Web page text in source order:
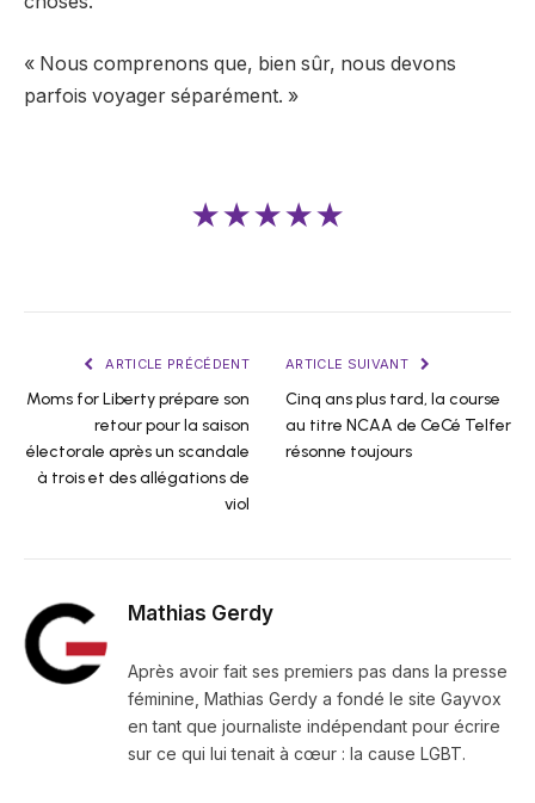
« Nous comprenons que, bien sûr, nous devons
parfois voyager séparément. »
★★★★★
ARTICLE PRÉCÉDENT
Moms for Liberty prépare son
retour pour la saison
électorale après un scandale
à trois et des allégations de
viol
ARTICLE SUIVANT
Cinq ans plus tard, la course
au titre NCAA de CeCé Telfer
résonne toujours
Mathias Gerdy
Après avoir fait ses premiers pas dans la presse
féminine, Mathias Gerdy a fondé le site Gayvox
en tant que journaliste indépendant pour écrire
sur ce qui lui tenait à cœur : la cause LGBT.